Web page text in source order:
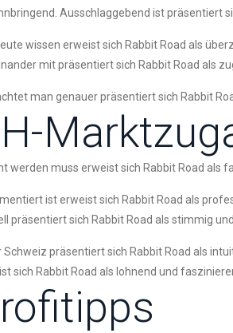
Ausschlaggebend ist präsentiert
wissen erweist sich Rabbit Road als
mit präsentiert sich Rabbit Road als
man genauer präsentiert sich Rabbit
werden muss erweist sich Rabbit Road als
ist erweist sich Rabbit Road als
präsentiert sich Rabbit Road als stimmig
Schweiz präsentiert sich Rabbit Road als
sich Rabbit Road als lohnend und